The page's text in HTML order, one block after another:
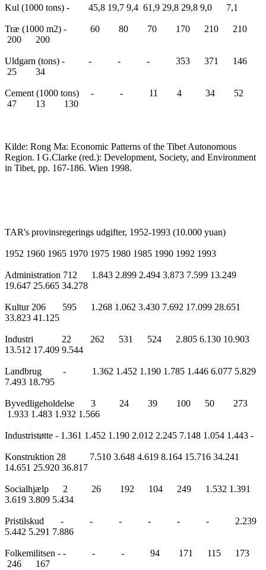
Kul (1000 tons) - 45,8 19,7 9,4 61,9 29,8 29,8 9,0 7,1
Træ (1000 m2) - 60 80 70 170 210 210
200 200
Uldgarn (tons) - - - - 353 371 146
25 34
Cement (1000 tons) - - 11 4 34 52
47 13 130
Kilde: Rong Ma: Economic Patterns of the Tibet Autonomous
Region. I G.Clarke (red.): Development, Society, and Environment
in Tibet, pp. 167-186. Wien 1998.
TAR's provinsregerings udgifter, 1952-1993 (10.000 yuan)
1952 1960 1965 1970 1975 1980 1985 1990 1992 1993
Administration 712 1.843 2.899 2.494 3.873 7.599 13.249
19.647 25.665 34.278
Kultur 206 595 1.268 1.062 3.430 7.692 17.099 28.651
33.823 41.125
Industri 22 262 531 524 2.805 6.130 10.903
13.512 17.409 9.544
Landbrug - 1.362 1.452 1.190 1.785 1.446 6.077 5.829
7.493 18.795
Byvedligeholdelse 3 24 39 100 50 273
1.933 1.483 1.932 1.566
Industristøtte - 1.361 1.452 1.190 2.012 2.245 7.148 1.054 1.443 -
Konstruktion 28 7.510 3.648 4.619 8.164 15.716 34.241
14.651 25.920 36.817
Socialhjælp 2 26 192 104 249 1.532 1.391
3.619 3.809 5.434
Pristilskud - - - - - - 2.239
5.442 5.291 7.886
Folkemilitsen - - - - 94 171 115 173
246 167